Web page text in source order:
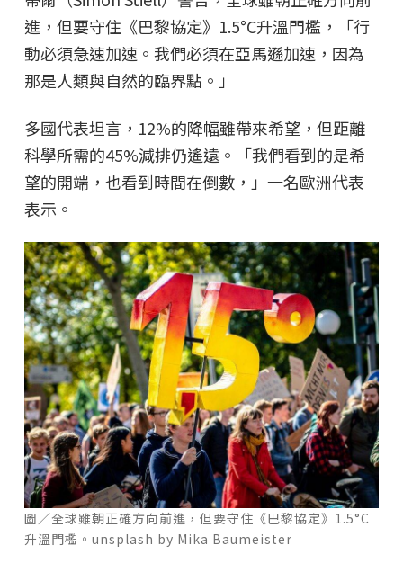
進，但要守住《巴黎協定》1.5°C升溫門檻，「行
動必須急速加速。我們必須在亞馬遜加速，因為
那是人類與自然的臨界點。」
多國代表坦言，12%的降幅雖帶來希望，但距離
科學所需的45%減排仍遙遠。「我們看到的是希
望的開端，也看到時間在倒數，」一名歐洲代表
表示。
圖／全球雖朝正確方向前進，但要守住《巴黎協定》1.5°C
升溫門檻。unsplash by Mika Baumeister